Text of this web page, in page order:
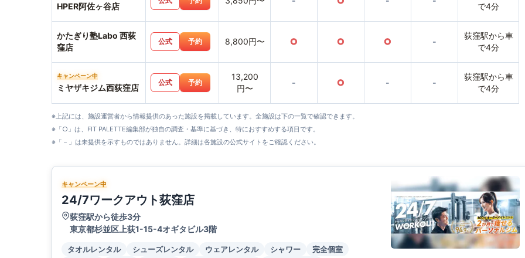
HPER阿佐ヶ谷店
で4分
かたぎり塾Labo 西荻
窪店
公式 予約 8,800円〜 ○ ○ ○ -
荻窪駅から車
で4分
キャンペーン中
ミヤザキジム西荻窪店
公式 予約
13,200
円〜
- ○ - -
荻窪駅から車
で4分
※上記には、施設運営者から情報提供のあった施設を掲載しています。全施設は下の一覧で確認できます。
※「○」は、FIT PALETTE編集部が独自の調査・基準に基づき、特におすすめする項目です。
※「－」は未提供を示すものではありません。詳細は各施設の公式サイトをご確認ください。
キャンペーン中
24/7ワークアウト荻窪店
荻窪駅から徒歩3分
東京都杉並区上荻1-15-4オギタビル3階
タオルレンタル シューズレンタル ウェアレンタル シャワー
完全個室